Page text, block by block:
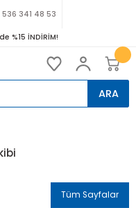
536 341 48 53
%15 İNDİRİM!
ARA
Tüm Sayfalar